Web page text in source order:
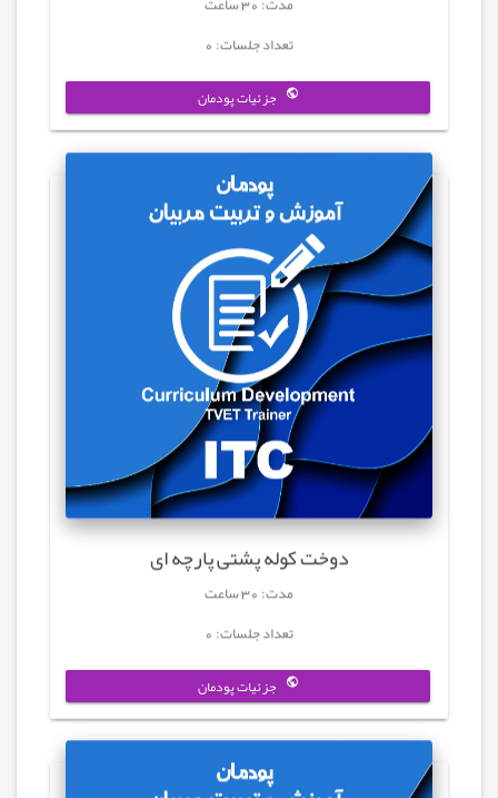
تعداد جلسات: 0
جزئیات پودمان
دوخت کوله پشتی پارچه ای
مدت: 30 ساعت
تعداد جلسات: 0
جزئیات پودمان